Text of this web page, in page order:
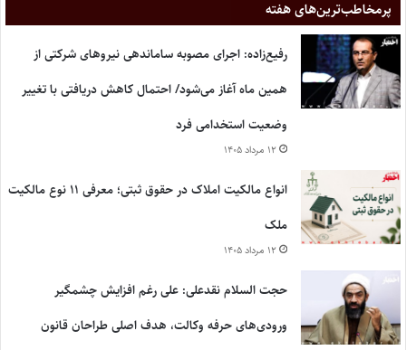
پر‌مخاطب‌ترین‌های هفته
رفیع‌زاده: اجرای مصوبه ساماندهی نیروهای شرکتی از
همین ماه آغاز می‌شود/ احتمال کاهش دریافتی با تغییر
وضعیت استخدامی فرد
۱۲ مرداد ۱۴۰۵
انواع مالکیت املاک در حقوق ثبتی؛ معرفی ۱۱ نوع مالکیت
ملک
۱۲ مرداد ۱۴۰۵
حجت السلام نقدعلی: علی رغم افزایش چشمگیر
ورودی‌های حرفه وکالت، هدف اصلی طراحان قانون